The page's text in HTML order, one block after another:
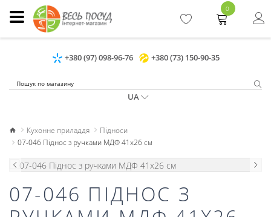
+380 (97) 098-96-76 +380 (73) 150-90-35
UA
0
Кухонне приладдя
Підноси
07-046 Піднос з ручками МДФ 41х26 см
07-046 ПІДНОС З